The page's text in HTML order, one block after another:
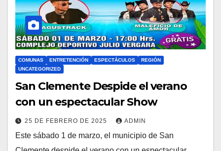
COMUNAS ENTRETENCIÓN ESPECTÁCULOS
REGIÓN
UNCATEGORIZED
San Clemente Despide el verano
con un espectacular Show
25 DE FEBRERO DE 2025 ADMIN
Este sábado 1 de marzo, el municipio de San